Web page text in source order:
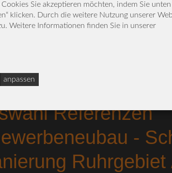
Referenzen
-
Ruhrgebiet
Sie akzeptieren möchten, indem Sie
klicken. Durch die weitere Nutzung unserer
Weitere Informationen finden Sie in unserer
anpassen